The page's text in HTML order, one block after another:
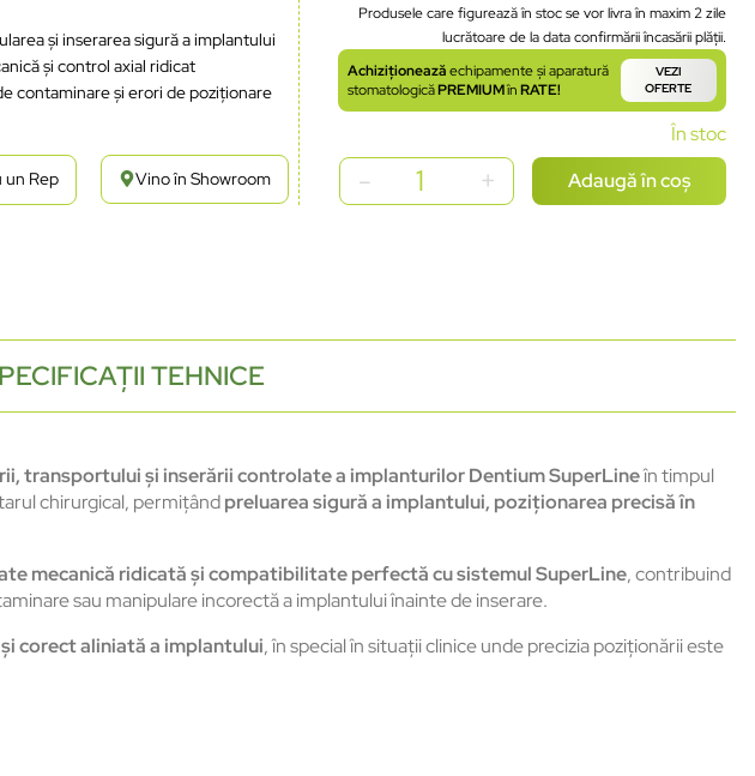
și inserarea sigură a implantului
și control axial ridicat
contaminare și erori de poziționare
un Rep Vino în Showroom
Produsele care figurează în stoc se vor livra în maxim 2 zile
lucrătoare de la data confirmării încasării plății.
Achiziționeazăechipamente și aparatură
stomatologicăPREMIUMînRATE!
VEZI
OFERTE
În stoc
Adaugă în coș
TEHNICE
transportului și inserării controlate a implanturilor Dentium SuperLineîn timpul
chirurgical, permițândpreluarea sigură a implantului, poziționarea precisă în
mecanică ridicată și compatibilitate perfectă cu sistemul SuperLine, contribuind
sau manipulare incorectă a implantului înainte de inserare.
corect aliniată a implantului, în special în situații clinice unde precizia poziționării este